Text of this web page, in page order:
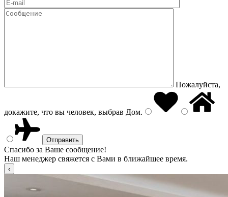
Пожалуйста,
докажите, что вы человек, выбрав Дом.
Спасибо за Ваше сообщение!
Наш менеджер свяжется с Вами в ближайшее время.